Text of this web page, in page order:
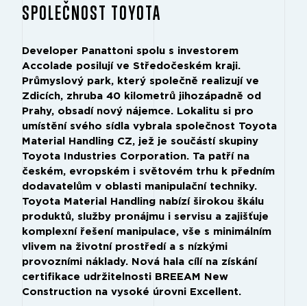
SPOLEČNOST TOYOTA
Developer Panattoni spolu s investorem
Accolade posilují ve Středočeském kraji.
Průmyslový park, který společně realizují ve
Zdicích, zhruba 40 kilometrů jihozápadně od
Prahy, obsadí nový nájemce. Lokalitu si pro
umístění svého sídla vybrala společnost Toyota
Material Handling CZ, jež je součástí skupiny
Toyota Industries Corporation. Ta patří na
českém, evropském i světovém trhu k předním
dodavatelům v oblasti manipulační techniky.
Toyota Material Handling nabízí širokou škálu
produktů, služby pronájmu i servisu a zajišťuje
komplexní řešení manipulace, vše s minimálním
vlivem na životní prostředí a s nízkými
provozními náklady. Nová hala cílí na získání
certifikace udržitelnosti BREEAM New
Construction na vysoké úrovni Excellent.